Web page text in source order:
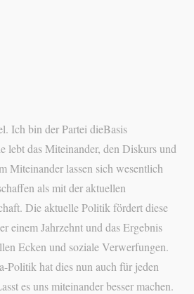
Ich bin der Partei dieBasis
lebt das Miteinander, den Diskurs und
Miteinander lassen sich wesentlich
als mit der aktuellen
Die aktuelle Politik fördert diese
einem Jahrzehnt und das Ergebnis
Ecken und soziale Verwerfungen.
Politik hat dies nun auch für jeden
es uns miteinander besser machen.